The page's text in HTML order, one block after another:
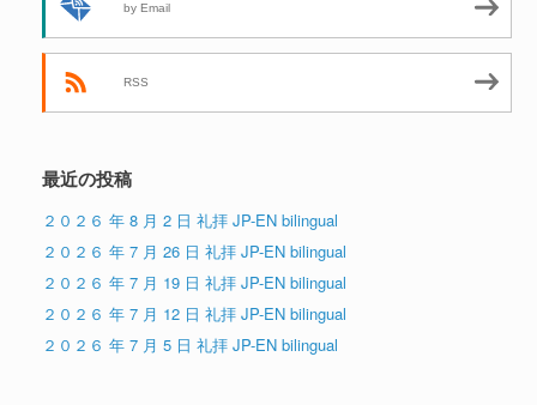
by Email
RSS
最近の投稿
２０２６ 年 8 月 2 日 礼拝 JP-EN bilingual
２０２６ 年 7 月 26 日 礼拝 JP-EN bilingual
２０２６ 年 7 月 19 日 礼拝 JP-EN bilingual
２０２６ 年 7 月 12 日 礼拝 JP-EN bilingual
２０２６ 年 7 月 5 日 礼拝 JP-EN bilingual